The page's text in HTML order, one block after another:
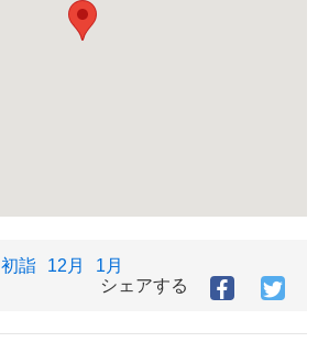
初詣 12月
1月
シェアする
Facebook
シ
シ